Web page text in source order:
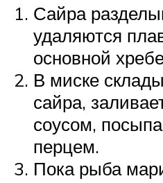
Сайра
удаляются
основной
В миске
сайра,
соусом,
перцем.
Пока рыба